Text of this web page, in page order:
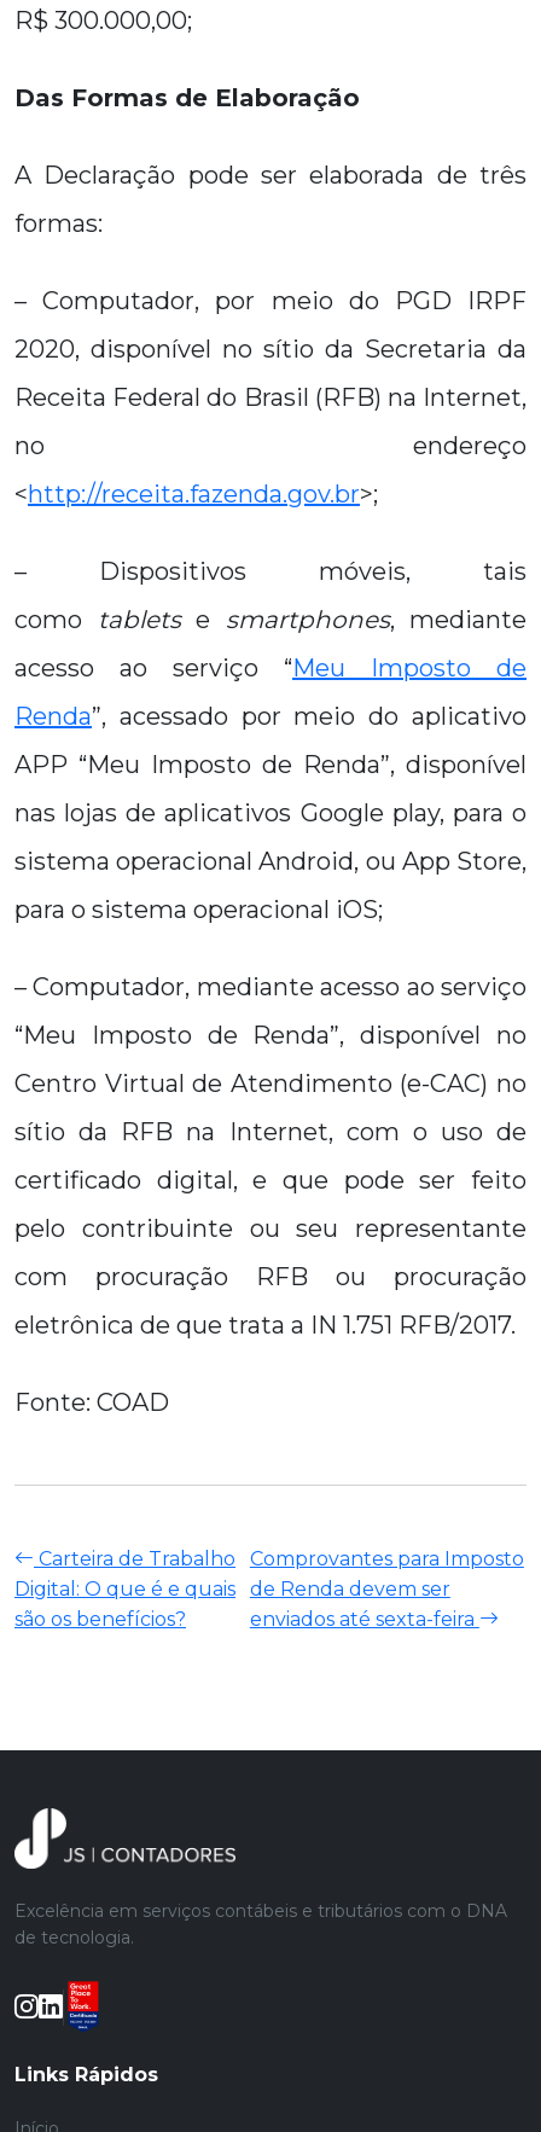
R$ 300.000,00;
Das Formas de Elaboração
A Declaração pode ser elaborada de três
formas:
– Computador, por meio do PGD IRPF
2020, disponível no sítio da Secretaria da
Receita Federal do Brasil (RFB) na Internet,
no endereço
<http://receita.fazenda.gov.br>;
– Dispositivos móveis, tais
como
tabletse smartphones, mediante
acesso ao serviço “Meu Imposto de
Renda”, acessado por meio do aplicativo
APP “Meu Imposto de Renda”, disponível
nas lojas de aplicativos Google play, para o
sistema operacional Android, ou App Store,
para o sistema operacional iOS;
– Computador, mediante acesso ao serviço
“Meu Imposto de Renda”, disponível no
Centro Virtual de Atendimento (e-CAC) no
sítio da RFB na Internet, com o uso de
certificado digital, e que pode ser feito
pelo contribuinte ou seu representante
com procuração RFB ou procuração
eletrônica de que trata a IN 1.751 RFB/2017.
Fonte: COAD
Carteira de Trabalho
Digital: O que é e quais
são os benefícios?
Comprovantes para Imposto
de Renda devem ser
enviados até sexta-feira
Excelência em serviços contábeis e tributários com o DNA
de tecnologia.
Links Rápidos